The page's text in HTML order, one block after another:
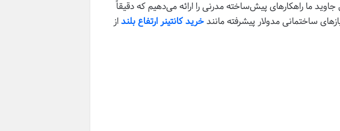
ما راهکارهای پیش‌ساخته مدرنی را ارائه می‌دهیم که دقیقاً
ساختمانی مدولار پیشرفته مانندخرید کانتینر ارتفاع بلنداز